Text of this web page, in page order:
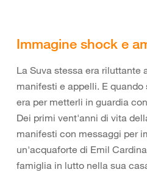
Immagine shock e
La Suva stessa era riluttante
manifesti e appelli. E
era per metterli in guardia
Dei primi vent'anni di vita
manifesti con messaggi per
un'acquaforte di Emil
famiglia in lutto nella sua